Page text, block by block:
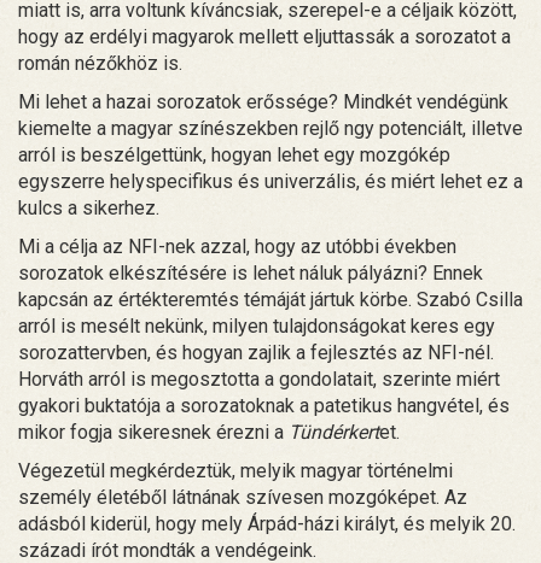
miatt is, arra voltunk kíváncsiak, szerepel-e a céljaik között,
hogy az erdélyi magyarok mellett eljuttassák a sorozatot a
román nézőkhöz is.
Mi lehet a hazai sorozatok erőssége? Mindkét vendégünk
kiemelte a magyar színészekben rejlő ngy potenciált, illetve
arról is beszélgettünk, hogyan lehet egy mozgókép
egyszerre helyspecifikus és univerzális, és miért lehet ez a
kulcs a sikerhez.
Mi a célja az NFI-nek azzal, hogy az utóbbi években
sorozatok elkészítésére is lehet náluk pályázni? Ennek
kapcsán az értékteremtés témáját jártuk körbe. Szabó Csilla
arról is mesélt nekünk, milyen tulajdonságokat keres egy
sorozattervben, és hogyan zajlik a fejlesztés az NFI-nél.
Horváth arról is megosztotta a gondolatait, szerinte miért
gyakori buktatója a sorozatoknak a patetikus hangvétel, és
mikor fogja sikeresnek érezni a Tündérkertet.
Végezetül megkérdeztük, melyik magyar történelmi
személy életéből látnának szívesen mozgóképet. Az
adásból kiderül, hogy mely Árpád-házi királyt, és melyik 20.
századi írót mondták a vendégeink.